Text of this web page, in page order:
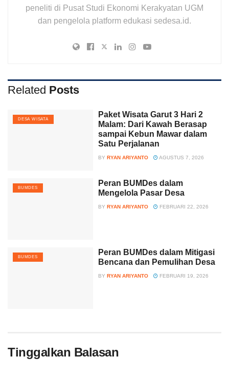
peneliti di Pusat Studi Ekonomi Kerakyatan UGM
dan pengelola platform edukasi sedesa.id.
Related Posts
DESA WISATA
Paket Wisata Garut 3 Hari 2
Malam: Dari Kawah Berasap
sampai Kebun Mawar dalam
Satu Perjalanan
BY RYAN ARIYANTO AGUSTUS 7, 2026
BUMDES
Peran BUMDes dalam
Mengelola Pasar Desa
BY RYAN ARIYANTO FEBRUARI 22, 2026
BUMDES
Peran BUMDes dalam Mitigasi
Bencana dan Pemulihan Desa
BY RYAN ARIYANTO FEBRUARI 19, 2026
Tinggalkan Balasan